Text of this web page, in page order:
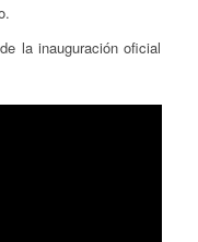
la inauguración oficial